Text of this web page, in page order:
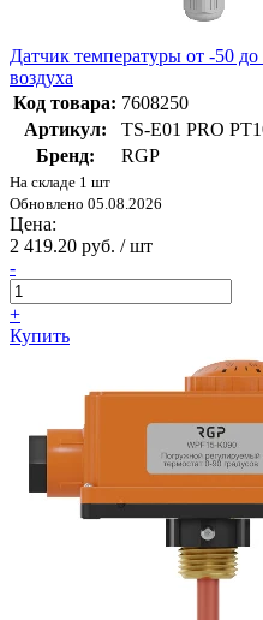
Датчик температуры от -50
воздуха
Код товара: 7608250
Артикул:
TS-E01 PRO
Бренд:
RGP
На складе 1 шт
Обновлено 05.08.2026
Цена:
2 419.20 руб. / шт
-
+
Купить